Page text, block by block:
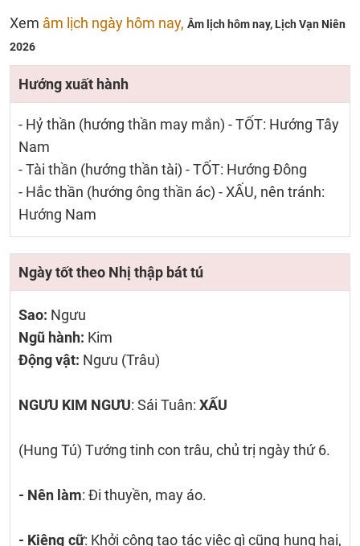
Xem âm lịch ngày hôm nay, Âm lịch hôm nay, Lịch Vạn Niên
2026
Hướng xuất hành
- Hỷ thần (hướng thần may mắn) - TỐT: Hướng Tây
Nam
- Tài thần (hướng thần tài) - TỐT: Hướng Đông
- Hắc thần (hướng ông thần ác) - XẤU, nên tránh:
Hướng Nam
Ngày tốt theo Nhị thập bát tú
Sao: Ngưu
Ngũ hành: Kim
Động vật: Ngưu (Trâu)
NGƯU KIM NGƯU: Sái Tuân: XẤU
(Hung Tú) Tướng tinh con trâu, chủ trị ngày thứ 6.
- Nên làm: Đi thuyền, may áo.
- Kiêng cữ: Khởi công tạo tác việc gì cũng hung hại,